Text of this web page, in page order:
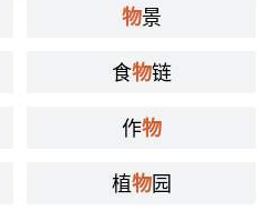
物景
食物链
作物
植物园